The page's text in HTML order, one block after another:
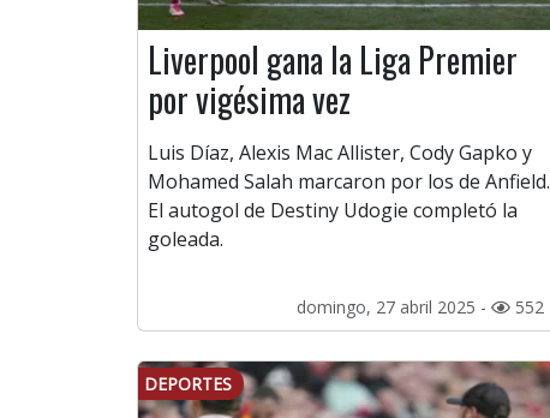
Liverpool gana la Liga Premier
por vigésima vez
Luis Díaz, Alexis Mac Allister, Cody Gapko y
Mohamed Salah marcaron por los de Anfield.
El autogol de Destiny Udogie completó la
goleada.
domingo, 27 abril 2025 - 552
DEPORTES